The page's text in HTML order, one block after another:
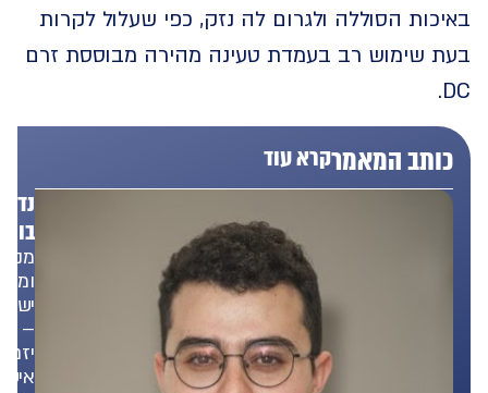
הסוללה ולגרום לה נזק, כפי שעלול לקרות
שימוש רב בעמדת טעינה מהירה מבוססת זרם
המאמרקרא עוד
ישראוולט